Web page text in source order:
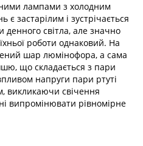
лампами з холодним
є застарілим і зустрічається
світла, але значно
роботи однаковий. На
шар люмінофора, а сама
що складається з пари
напруги пари ртуті
викликаючи свічення
випромінювати рівномірне